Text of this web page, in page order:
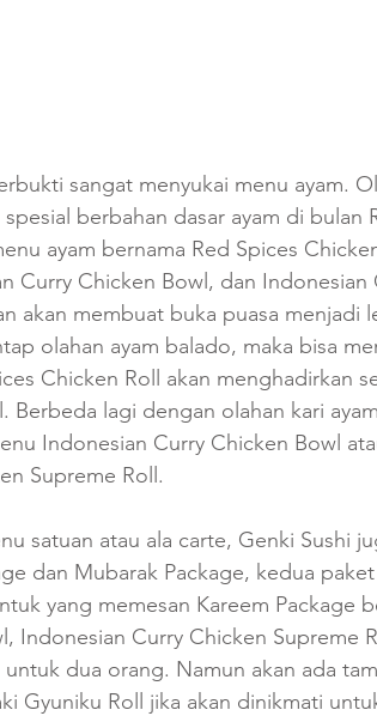
sangat menyukai menu ayam.
berbahan dasar ayam di bulan
ayam bernama Red Spices
Curry Chicken Bowl, dan Indonesian
akan membuat buka puasa menjadi
olahan ayam balado, maka bisa
Chicken Roll akan menghadirkan
Berbeda lagi dengan olahan kari
Indonesian Curry Chicken Bowl
Supreme Roll.
satuan atau ala carte, Genki Sushi
dan Mubarak Package, kedua
yang memesan Kareem Package
Indonesian Curry Chicken Supreme
dua orang. Namun akan ada
Gyuniku Roll jika akan dinikmati